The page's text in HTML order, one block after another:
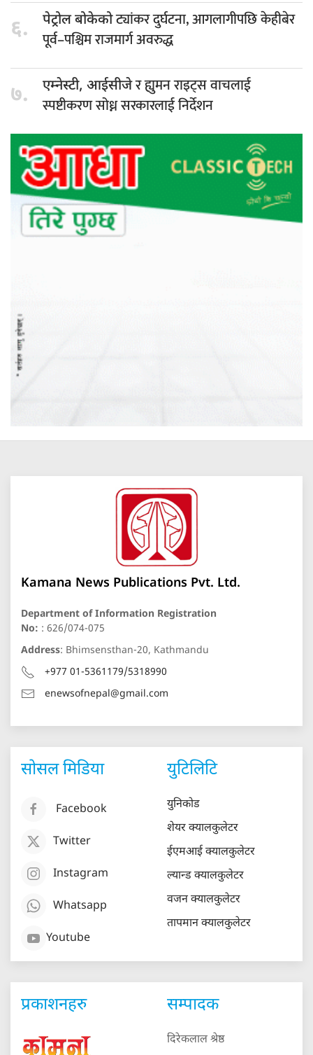
६. पेट्रोल बोकेकोट्यांकर दुर्घटना, आगलागीपछि केहीबेर
पूर्व–पश्चिम राजमार्ग अवरुद्ध
७. एम्नेस्टी, आईसीजेर ह्युमन राइट्स वाचलाई
स्पष्टीकरण सोध्न सरकारलाई निर्देशन
Kamana News Publications Pvt. Ltd.
Department of Information Registration
No: : 626/074-075
Address: Bhimsensthan-20, Kathmandu
+977 01-5361179/5318990
enewsofnepal@gmail.com
सोसल मिडिया
Facebook
Twitter
Instagram
Whatsapp
Youtube
युटिलिटि
युनिकोड
शेयर क्यालकुलेटर
ईएमआई क्यालकुलेटर
ल्यान्ड क्यालकुलेटर
वजन क्यालकुलेटर
तापमान क्यालकुलेटर
प्रकाशनहरु सम्पादक
दिरेकलाल श्रेष्ठ